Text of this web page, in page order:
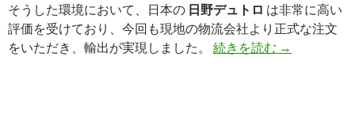
そうした環境において、日本の 日野デュトロ は非常に高い
評価を受けており、今回も現地の物流会社より正式な注文
をいただき、輸出が実現しました。 続きを読む
【買
→